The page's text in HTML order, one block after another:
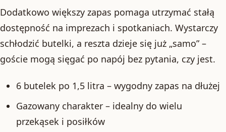
Dodatkowo większy zapas pomaga utrzymać stałą
dostępność na imprezach i spotkaniach. Wystarczy
schłodzić butelki, a reszta dzieje się już „samo” –
goście mogą sięgać po napój bez pytania, czy jest.
6 butelek po 1,5 litra – wygodny zapas na dłużej
Gazowany charakter – idealny do wielu
przekąsek i posiłków